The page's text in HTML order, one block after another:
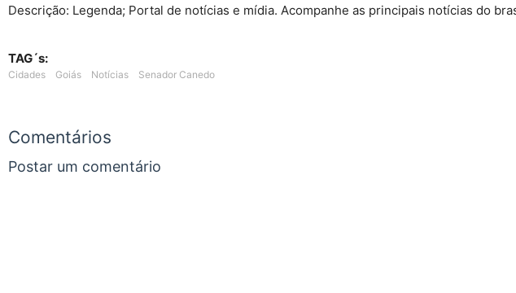
Descrição: Legenda; Portal de notícias e mídia. Acompanhe as principais notícias do
TAG´s:
Cidades Goiás Notícias Senador Canedo
Comentários
Postar um comentário